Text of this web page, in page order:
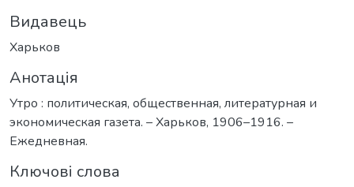
Видавець
Харьков
Анотація
Утро : политическая, общественная, литературная и
экономическая газета. – Харьков, 1906–1916. –
Ежедневная.
Ключові слова